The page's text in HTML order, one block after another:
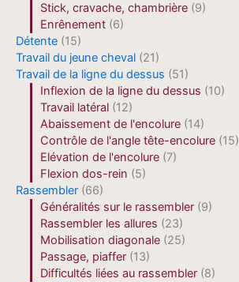
Stick, cravache, chambrière (9)
Enrênement (6)
Détente (15)
Travail du jeune cheval (21)
Travail de la ligne du dessus (51)
Inflexion de la ligne du dessus (10)
Travail latéral (12)
Abaissement de l'encolure (14)
Contrôle de l'angle tête-encolure (15)
Elévation de l'encolure (7)
Flexion dos-rein (5)
Rassembler (66)
Généralités sur le rassembler (9)
Rassembler les allures (23)
Mobilisation diagonale (25)
Passage, piaffer (13)
Difficultés liées au rassembler (8)